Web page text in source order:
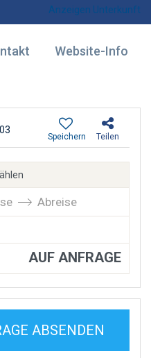
Anzeigen Unterkunft
Website-Info
Teilen
Speichern
Abreise
AUF ANFRAGE
ABSENDEN